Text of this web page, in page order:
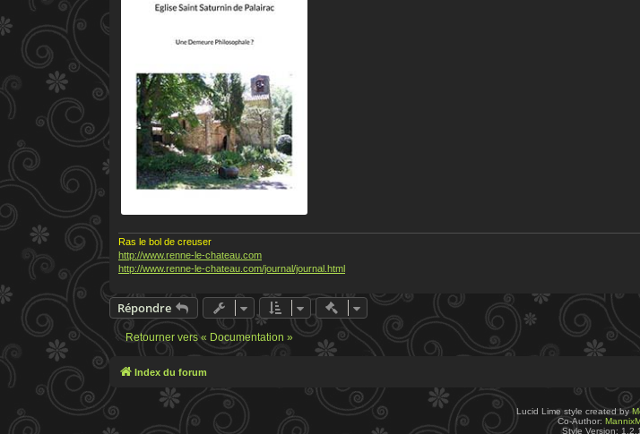
Ras le bol de creuser
http://www.renne-le-chateau.com
http://www.renne-le-chateau.com/journal/journal.html
Répondre Actions rapides de modération
Retourner vers « Documentation »
Index du forum
Lucid Lime style created by
Co-Author:
Style Version: